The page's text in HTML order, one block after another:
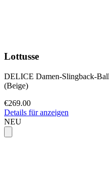
Lottusse
DELICE Damen-Slingback-
(Beige)
€269.00
Details für anzeigen
NEU